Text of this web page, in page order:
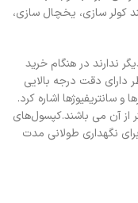
کولر سازی، یخچال سازی،
ندارند در هنگام خرید
دارای دقت درجه بالایی
سانتریفیوژها اشاره کرد.
آن می باشند.کپسول‌های
هستند و برای نگهداری طولانی مدت